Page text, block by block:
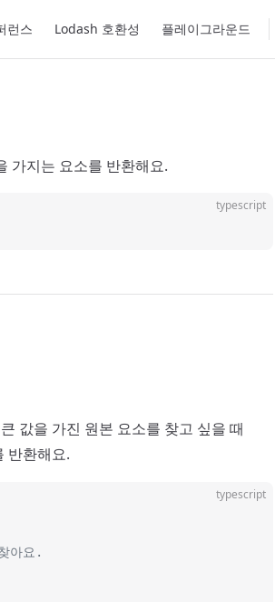
런스 Lodash 호환성 플레이그라운드
가지는 요소를 반환해요.
typescript
값을 가진 원본 요소를 찾고 싶을 때
반환해요.
typescript
아요.